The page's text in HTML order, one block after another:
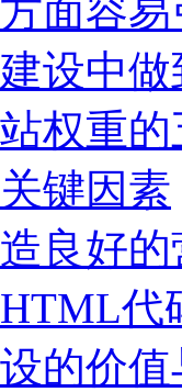
面容
设中
权重
键因素
良好
代
的价